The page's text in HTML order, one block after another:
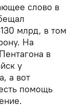
слово в
млрд, в том
На
в
у
а вот
помощь